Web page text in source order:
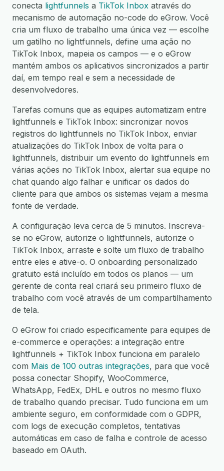
conecta lightfunnels a TikTok Inbox através do
mecanismo de automação no-code do eGrow. Você
cria um fluxo de trabalho uma única vez — escolhe
um gatilho no lightfunnels, define uma ação no
TikTok Inbox, mapeia os campos — e o eGrow
mantém ambos os aplicativos sincronizados a partir
daí, em tempo real e sem a necessidade de
desenvolvedores.
Tarefas comuns que as equipes automatizam entre
lightfunnels e TikTok Inbox: sincronizar novos
registros do lightfunnels no TikTok Inbox, enviar
atualizações do TikTok Inbox de volta para o
lightfunnels, distribuir um evento do lightfunnels em
várias ações no TikTok Inbox, alertar sua equipe no
chat quando algo falhar e unificar os dados do
cliente para que ambos os sistemas vejam a mesma
fonte de verdade.
A configuração leva cerca de 5 minutos. Inscreva-
se no eGrow, autorize o lightfunnels, autorize o
TikTok Inbox, arraste e solte um fluxo de trabalho
entre eles e ative-o. O onboarding personalizado
gratuito está incluído em todos os planos — um
gerente de conta real criará seu primeiro fluxo de
trabalho com você através de um compartilhamento
de tela.
O eGrow foi criado especificamente para equipes de
e-commerce e operações: a integração entre
lightfunnels + TikTok Inbox funciona em paralelo
com Mais de 100 outras integrações, para que você
possa conectar Shopify, WooCommerce,
WhatsApp, FedEx, DHL e outros no mesmo fluxo
de trabalho quando precisar. Tudo funciona em um
ambiente seguro, em conformidade com o GDPR,
com logs de execução completos, tentativas
automáticas em caso de falha e controle de acesso
baseado em OAuth.